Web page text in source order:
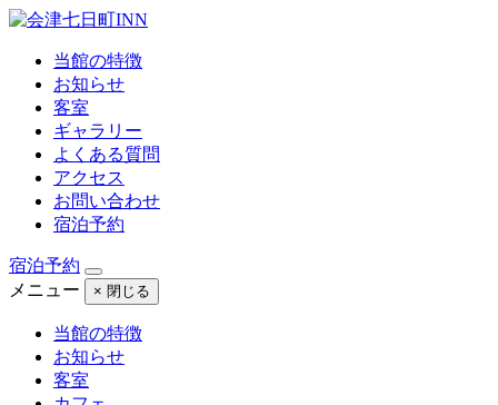
当館の特徴
お知らせ
客室
ギャラリー
よくある質問
アクセス
お問い合わせ
宿泊予約
宿泊予約
メニュー
× 閉じる
当館の特徴
お知らせ
客室